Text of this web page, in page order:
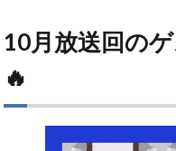
10月放送回の
🔥